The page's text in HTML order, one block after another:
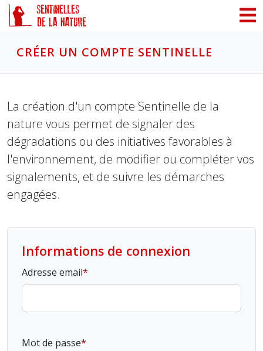
CRÉER UN COMPTE SENTINELLE
La création d'un compte Sentinelle de la
nature vous permet de signaler des
dégradations ou des initiatives favorables à
l'environnement, de modifier ou compléter vos
signalements, et de suivre les démarches
engagées.
Informations de connexion
Adresse email
Mot de passe
Panneau de gestion des cookies